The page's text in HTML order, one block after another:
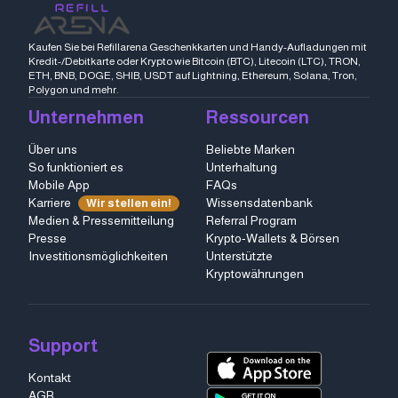
Kaufen Sie bei Refillarena Geschenkkarten und Handy-Aufladungen mit
Kredit-/Debitkarte oder Krypto wie Bitcoin (BTC), Litecoin (LTC), TRON,
ETH, BNB, DOGE, SHIB, USDT auf Lightning, Ethereum, Solana, Tron,
Polygon und mehr.
Unternehmen
Über uns
So funktioniert es
Mobile App
Karriere
Wir stellen ein!
Medien & Pressemitteilung
Presse
Investitionsmöglichkeiten
Ressourcen
Beliebte Marken
Unterhaltung
FAQs
Wissensdatenbank
Referral Program
Krypto-Wallets & Börsen
Unterstützte
Kryptowährungen
Support
Kontakt